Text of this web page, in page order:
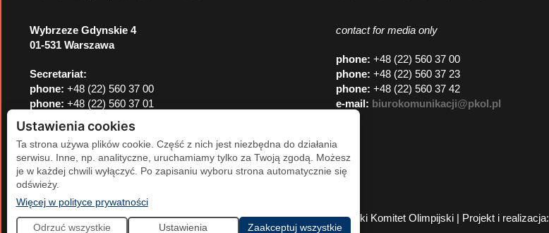
Wybrzeze Gdynskie 4
01-531 Warszawa
Secretariat:
phone: +48 (22) 560 37 00
phone: +48 (22) 560 37 01
e-mail:
pkol@pkol.pl
contact for media only
phone: +48 (22) 560 37 00
phone: +48 (22) 560 37 23
phone: +48 (22) 560 37 42
e-mail: biurokomunikacji@pkol.pl
2026 Polski Komitet Olimpijski | Projekt i realizacja:
Ustawienia cookies
Ta strona używa plików cookie. Część z nich jest niezbędna do działania
serwisu. Inne, np. analityczne, uruchamiamy tylko za Twoją zgodą. Możesz
je w każdej chwili wyłączyć. Po zapisaniu wyboru strona automatycznie się
odświeży.
Więcej w polityce prywatności(otwiera się w nowej karcie)
Odrzuć wszystkie Ustawienia Zaakceptuj wszystkie